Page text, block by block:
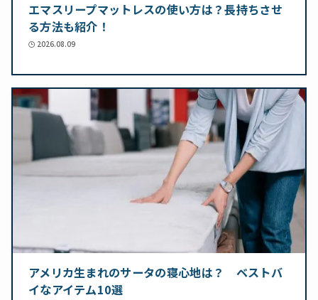
エマスリープマットレスの使い方は？長持ちさせ
る方法も紹介！
2026.08.09
アメリカ生まれのサータの寝心地は？ ベストバ
イなアイテム10選